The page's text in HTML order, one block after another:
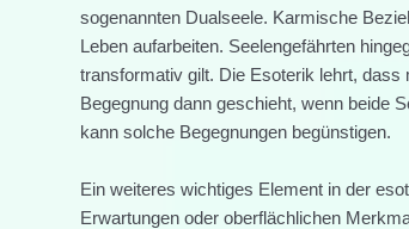
sogenannten Dualseele. Karmische
Leben aufarbeiten. Seelengefährten
transformativ gilt. Die Esoterik lehrt,
Begegnung dann geschieht, wenn beide
kann solche Begegnungen begünstigen.
Ein weiteres wichtiges Element in der
Erwartungen oder oberflächlichen